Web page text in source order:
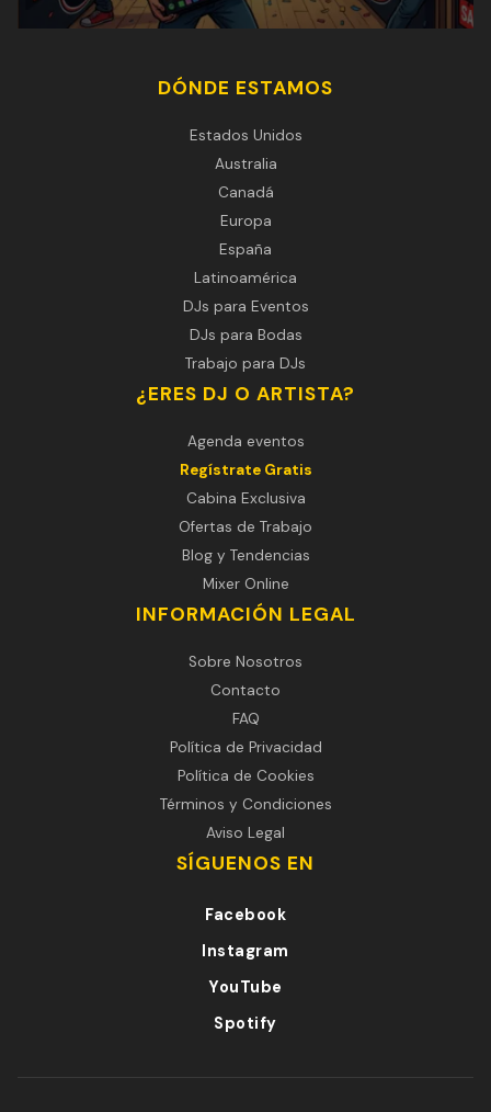
DÓNDE ESTAMOS
Estados Unidos
Australia
Canadá
Europa
España
Latinoamérica
DJs para Eventos
DJs para Bodas
Trabajo para DJs
¿ERES DJ O ARTISTA?
Agenda eventos
Regístrate Gratis
Cabina Exclusiva
Ofertas de Trabajo
Blog y Tendencias
Mixer Online
INFORMACIÓN LEGAL
Sobre Nosotros
Contacto
FAQ
Política de Privacidad
Política de Cookies
Términos y Condiciones
Aviso Legal
SÍGUENOS EN
Facebook
Instagram
YouTube
Spotify